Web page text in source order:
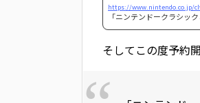
https://www.nintendo.co.jp/
「ニンテンドークラシッ
そしてこの度予約